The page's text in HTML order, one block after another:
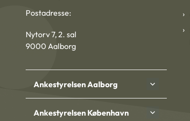
Postadresse:
Nytorv 7, 2. sal
9000 Aalborg
Ankestyrelsen Aalborg
Ankestyrelsen København